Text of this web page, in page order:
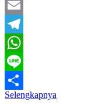
Twitter
Email
Telegram
WhatsApp
Line
Share
Selengkapnya